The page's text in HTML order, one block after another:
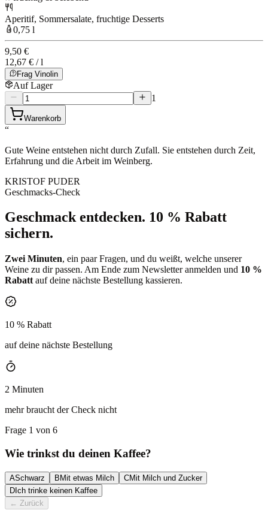
Aperitif, Sommersalate, fruchtige Desserts
0,75 l
9,50 €
12,67 € / l
Frag Vinolin
Auf Lager
1
Warenkorb
“
Gute Weine entstehen nicht durch Zufall. Sie entstehen durch Zeit,
Erfahrung und die Arbeit im Weinberg.
KRISTOF PUDER
Geschmacks-Check
Geschmack entdecken. 10 % Rabatt
sichern.
Zwei Minuten, ein paar Fragen, und du weißt, welche unserer
Weine zu dir passen. Am Ende zum Newsletter anmelden und 10 %
Rabatt auf deine nächste Bestellung kassieren.
10 % Rabatt
auf deine nächste Bestellung
2 Minuten
mehr braucht der Check nicht
Frage 1 von 6
Wie trinkst du deinen Kaffee?
ASchwarz B Mit etwas Milch CMit Milch und Zucker
D Ich trinke keinen Kaffee
← Zurück